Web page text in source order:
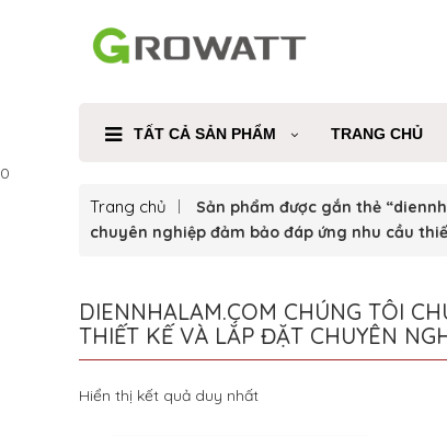
TẤT CẢ SẢN PHẨM TRANG CHỦ
0
Trang chủ
Sản phẩm được gắn thẻ
chuyên nghiệp đảm bảo đáp ứng nhu cầu
DIENNHALAM.COM CHÚNG TÔI
THIẾT KẾ VÀ LẮP ĐẶT CHUYÊN
Hiển thị kết quả duy nhất